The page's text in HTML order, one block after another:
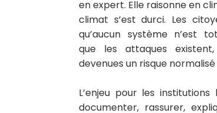
en expert. Elle raisonne en
climat s’est durci. Les
qu’aucun système n’est
que les attaques
devenues un risque
L’enjeu pour les
documenter, rassurer,